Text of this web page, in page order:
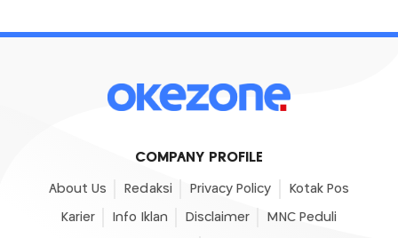
COMPANY PROFILE
About Us Redaksi Privacy Policy Kotak Pos
Karier Info Iklan Disclaimer MNC Peduli